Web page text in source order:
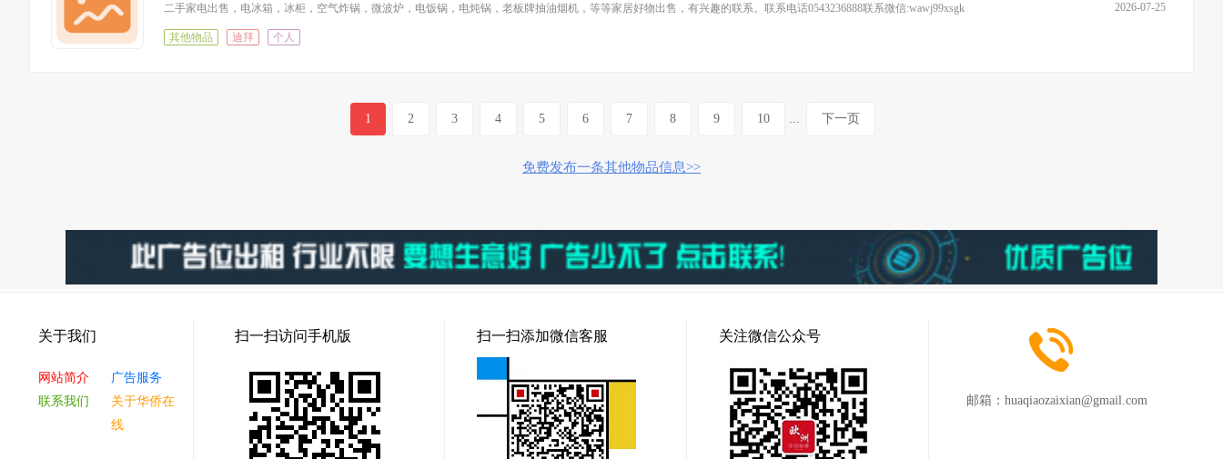
2026-07-25
二手家电出售，电冰箱，冰柜，空气炸锅，微波炉，电饭锅，电炖锅，老板牌抽油烟机，等等家居好物出售，有兴趣的联系。联系电话0543236888联系微信:wawj99xsgk
其他物品 迪拜 个人
1 2 3 4 5 6 7 8 9 10 ... 下一页
免费发布一条其他物品信息>>
关于我们
网站简介
广告服务
联系我们
关于华侨在
线
扫一扫访问手机版 扫一扫添加微信客服 关注微信公众号
邮箱： huaqiaozaixian@gmail.com